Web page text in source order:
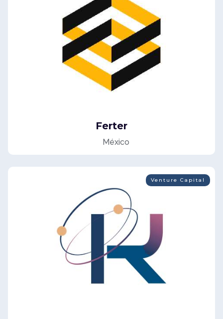
Ferter
México
Venture Capital